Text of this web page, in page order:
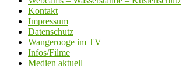
Kontakt
Impressum
Datenschutz
Wangerooge im TV
Infos/Filme
Medien aktuell